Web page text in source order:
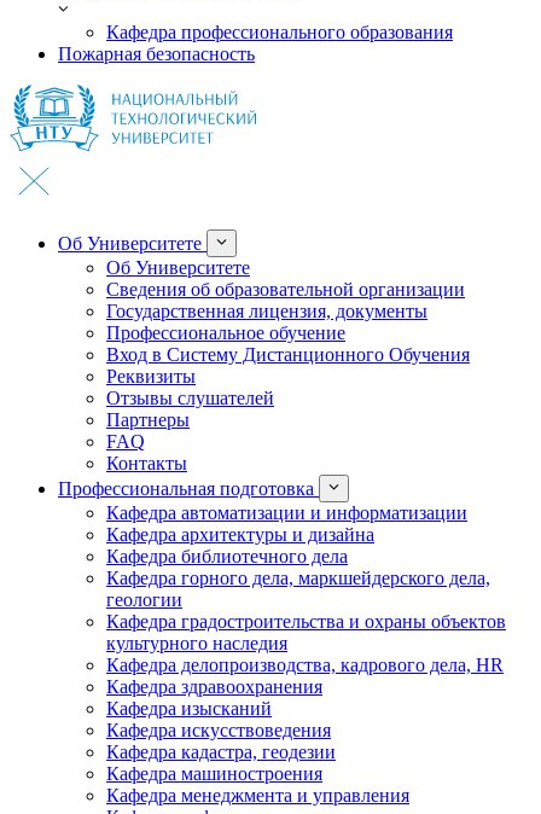
Кафедра профессионального образования
Пожарная безопасность
Об Университете
Об Университете
Сведения об образовательной организации
Государственная лицензия, документы
Профессиональное обучение
Вход в Систему Дистанционного Обучения
Реквизиты
Отзывы слушателей
Партнеры
FAQ
Контакты
Профессиональная подготовка
Кафедра автоматизации и информатизации
Кафедра архитектуры и дизайна
Кафедра библиотечного дела
Кафедра горного дела, маркшейдерского дела,
геологии
Кафедра градостроительства и охраны объектов
культурного наследия
Кафедра делопроизводства, кадрового дела, HR
Кафедра здравоохранения
Кафедра изысканий
Кафедра искусствоведения
Кафедра кадастра, геодезии
Кафедра машиностроения
Кафедра менеджмента и управления